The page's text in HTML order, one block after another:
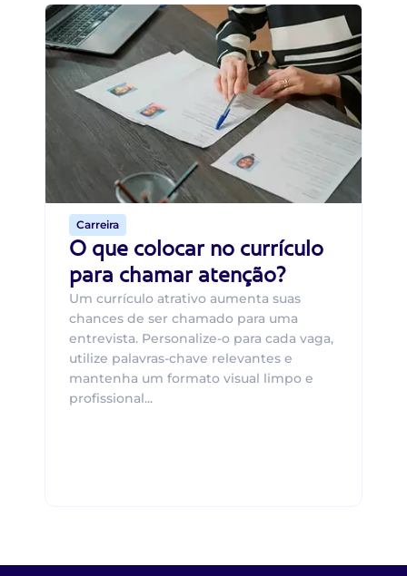
Carreira
O que colocar no currículo
para chamar atenção?
Um currículo atrativo aumenta suas
chances de ser chamado para uma
entrevista. Personalize-o para cada vaga,
utilize palavras-chave relevantes e
mantenha um formato visual limpo e
profissional...